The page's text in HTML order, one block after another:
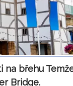
na břehu
Bridge.